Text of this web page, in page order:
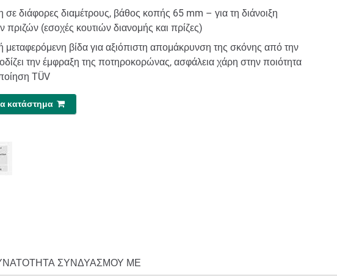
σε διάφορες διαμέτρους, βάθος κοπής 65 mm – για τη διάνοιξη
πριζών (εσοχές κουτιών διανομής και πρίζες)
μεταφερόμενη βίδα για αξιόπιστη απομάκρυνση της σκόνης από την
την έμφραξη της ποτηροκορώνας, ασφάλεια χάρη στην ποιότητα
TÜV
κατάστημα
ΣΥΝΔΥΑΣΜΟΥ ΜΕ